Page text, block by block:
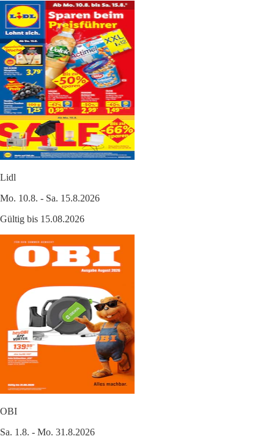
Lidl
Mo. 10.8. - Sa. 15.8.2026
Gültig bis 15.08.2026
OBI
Sa. 1.8. - Mo. 31.8.2026